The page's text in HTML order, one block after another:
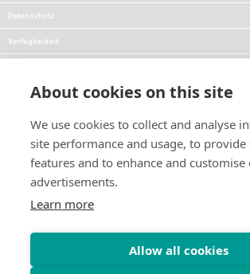
Datenschutz
Verfügbarkeit
Karriere
Folgen Sie uns:
About cookies on this site
We use cookies to collect and analyse
site performance and usage, to provide
features and to enhance and customise
advertisements.
Learn more
Allow all cookies